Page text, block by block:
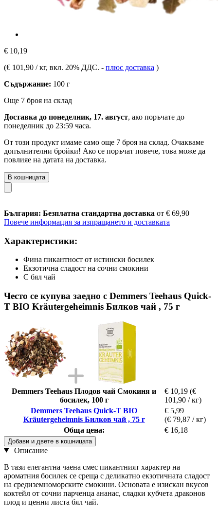
€ 10,19
(€ 101,90 / кг, вкл. 20% ДДС. - плюс доставка )
Съдържание: 100 г
Още 7 броя на склад
Доставка до понеделник, 17. август, ако поръчате до
понеделник до 23:59 часа.
От този продукт имаме само още 7 броя на склад. Очакваме
допълнителни бройки! Ако се поръчат повече, това може да
повлияе на датата на доставка.
В кошницата
България: Безплатна стандартна доставка от € 69,90
Повече информация за изпращането и доставката
Характеристики:
Фина пикантност от истински босилек
Екзотична сладост на сочни смокини
С бял чай
Често се купува заедно с Demmers Teehaus Quick-
T BIO Kräutergeheimnis Билков чай ​​, 75 г
Demmers Teehaus Плодов чай Смокиня и
босилек, 100 г
€ 10,19 (€
101,90 / кг)
Demmers Teehaus Quick-T BIO
Kräutergeheimnis Билков чай ​​, 75 г
€ 5,99
(€ 79,87 / кг)
Обща цена:
€ 16,18
Добави и двете в кошницата
Описание
В тази елегантна чаена смес пикантният характер на
ароматния босилек се среща с деликатно екзотичната сладост
на средиземноморските смокини. Основата е изискан вкусов
коктейл от сочни парченца ананас, сладки кубчета драконов
плод и ценни листа бял чай.